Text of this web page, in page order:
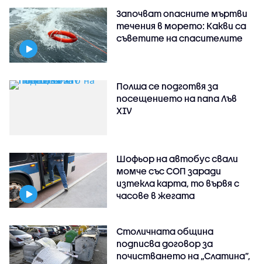
Започват опасните мъртви
течения в морето: Какви са
съветите на спасителите
Полша се подготвя за
посещението на папа Лъв
XIV
Шофьор на автобус свали
момче със СОП заради
изтекла карта, то вървя с
часове в жегата
Столичната община
подписва договор за
почистването на „Слатина”,